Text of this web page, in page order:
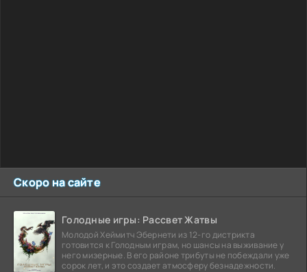
Скоро на сайте
Голодные игры: Рассвет Жатвы
Молодой Хеймитч Эбернети из 12-го дистрикта
готовится к Голодным играм, но шансы на выживание у
него мизерные. В его районе трибуты не побеждали уже
сорок лет, и это создает атмосферу безнадежности.